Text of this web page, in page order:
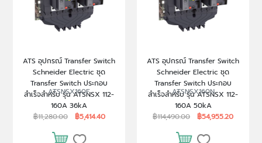
ATS อุปกรณ์ Transfer Switch
Schneider Electric ชุด
Transfer Switch ประกอบ
สำเร็จสำหรับ รุ่น ATSNSX 112-
160A 36kA
ATSNSX160F
฿11,280.00 ฿5,414.40
ATS อุปกรณ์ Transfer Switch
Schneider Electric ชุด
Transfer Switch ประกอบ
สำเร็จสำหรับ รุ่น ATSNSX 112-
160A 50kA
ATSNSX160N
฿114,490.00 ฿54,955.20